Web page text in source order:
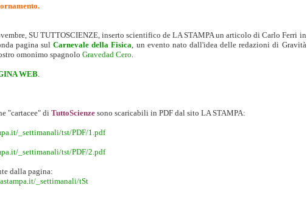
SU TUTTOSCIENZE, inserto scientifico de LA STAMPA un articolo di Carlo Ferri in
pagina sulCarnevale della Fisica, un evento nato dall'idea delle redazioni di Gravità
omonimo spagnolo Gravedad Cero.
WEB.
"cartacee" di TuttoScienze sono scaricabili in PDF dal sito LA STAMPA:
_settimanali/tst/PDF/1.pdf
_settimanali/tst/PDF/2.pdf
dalla pagina:
_settimanali/tSt